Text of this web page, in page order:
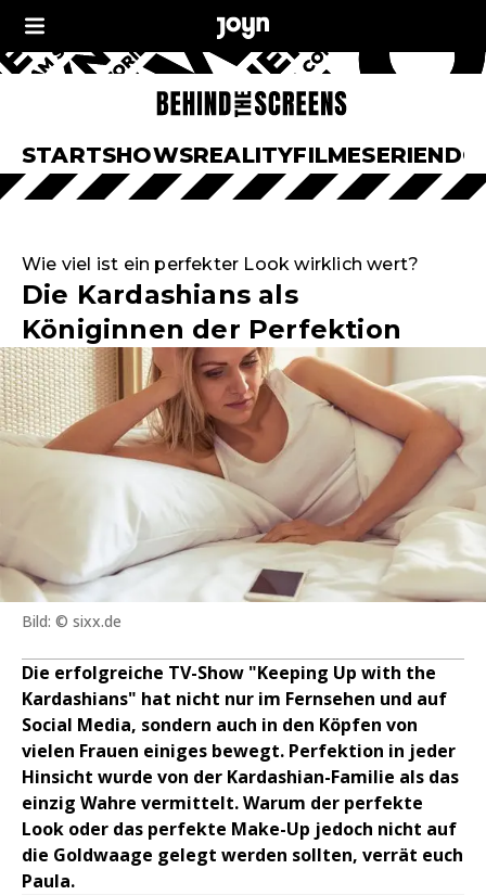
STARTSHOWSREALITYFILMESERIEN
Wie viel ist ein perfekter Look wirklich wert?
Die Kardashians als
Königinnen der Perfektion
Bild: © sixx.de
Die erfolgreiche TV-Show "Keeping Up with the
Kardashians" hat nicht nur im Fernsehen und auf
Social Media, sondern auch in den Köpfen von
vielen Frauen einiges bewegt. Perfektion in jeder
Hinsicht wurde von der Kardashian-Familie als das
einzig Wahre vermittelt. Warum der perfekte
Look oder das perfekte Make-Up jedoch nicht auf
die Goldwaage gelegt werden sollten, verrät euch
Paula.